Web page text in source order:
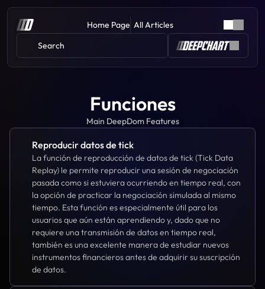
Home Page All Articles
Search
Funciones
Main DeepDom Features
Reproducir datos de tick
La función de reproducción de datos de tick (Tick Data
Replay) le permite reproducir una sesión de negociación
pasada como si estuviera ocurriendo en tiempo real, con
la opción de practicar la negociación simulada al mismo
tiempo. Esta función es especialmente útil para los
usuarios que aún están aprendiendo y, dado que no
requiere una transmisión de datos en tiempo real,
también es una excelente manera de estudiar nuevos
instrumentos financieros antes de adquirir su suscripción
de datos.